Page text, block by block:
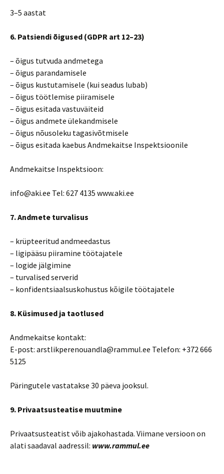
3–5 aastat
6. Patsiendi õigused (GDPR art 12–23)
– õigus tutvuda andmetega
– õigus parandamisele
– õigus kustutamisele (kui seadus lubab)
– õigus töötlemise piiramisele
– õigus esitada vastuväiteid
– õigus andmete ülekandmisele
– õigus nõusoleku tagasivõtmisele
– õigus esitada kaebus Andmekaitse Inspektsioonile
Andmekaitse Inspektsioon:
info@aki.ee Tel: 627 4135 www.aki.ee
7. Andmete turvalisus
– krüpteeritud andmeedastus
– ligipääsu piiramine töötajatele
– logide jälgimine
– turvalised serverid
– konfidentsiaalsuskohustus kõigile töötajatele
8. Küsimused ja taotlused
Andmekaitse kontakt:
E-post: arstlikperenouandla@rammul.ee Telefon: +372 666
5125
Päringutele vastatakse 30 päeva jooksul.
9. Privaatsusteatise muutmine
Privaatsusteatist võib ajakohastada. Viimane versioon on
alati saadaval aadressil: www.rammul.ee